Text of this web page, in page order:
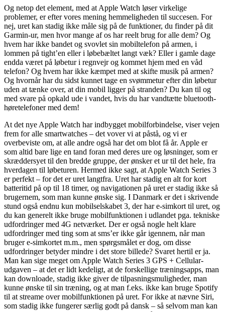
Og netop det element, med at Apple Watch løser virkelige
problemer, er efter vores mening hemmeligheden til succesen. For
nej, uret kan stadig ikke måle sig på de funktioner, du finder på dit
Garmin-ur, men hvor mange af os har reelt brug for alle dem? Og
hvem har ikke bandet og svovlet sin mobiltelefon på armen, i
lommen på tight’en eller i løbebæltet langt væk? Eller i gamle dage
endda været på løbetur i regnvejr og kommet hjem med en våd
telefon? Og hvem har ikke kæmpet med at skifte musik på armen?
Og hvornår har du sidst kunnet tage en svømmetur efter din løbetur
uden at tænke over, at din mobil ligger på stranden? Du kan til og
med svare på opkald ude i vandet, hvis du har vandtætte bluetooth-
høretelefoner med dem!
At det nye Apple Watch har indbygget mobilforbindelse, viser vejen
frem for alle smartwatches – det vover vi at påstå, og vi er
overbeviste om, at alle andre også har det om blot få år. Apple er
som altid bare lige en tand foran med deres ure og løsninger, som er
skræddersyet til den bredde gruppe, der ønsker et ur til det hele, fra
hverdagen til løbeturen. Hermed ikke sagt, at Apple Watch Series 3
er perfekt – for det er uret langtfra. Uret har stadig en alt for kort
batteritid på op til 18 timer, og navigationen på uret er stadig ikke så
brugernem, som man kunne ønske sig. I Danmark er det i skrivende
stund også endnu kun mobilselskabet 3, der har e-simkort til uret, og
du kan generelt ikke bruge mobilfunktionen i udlandet pga. tekniske
udfordringer med 4G netværket. Der er også nogle helt klare
udfordringer med ting som at sms’er ikke går igennem, når man
bruger e-simkortet m.m., men spørgsmålet er dog, om disse
udfordringer betyder mindre i det store billede? Svaret hertil er ja.
Man kan sige meget om Apple Watch Series 3 GPS + Cellular-
udgaven – at det er lidt kedeligt, at de forskellige træningsapps, man
kan downloade, stadig ikke giver de tilpasningsmuligheder, man
kunne ønske til sin træning, og at man f.eks. ikke kan bruge Spotify
til at streame over mobilfunktionen på uret. For ikke at nævne Siri,
som stadig ikke fungerer særlig godt på dansk – så selvom man kan